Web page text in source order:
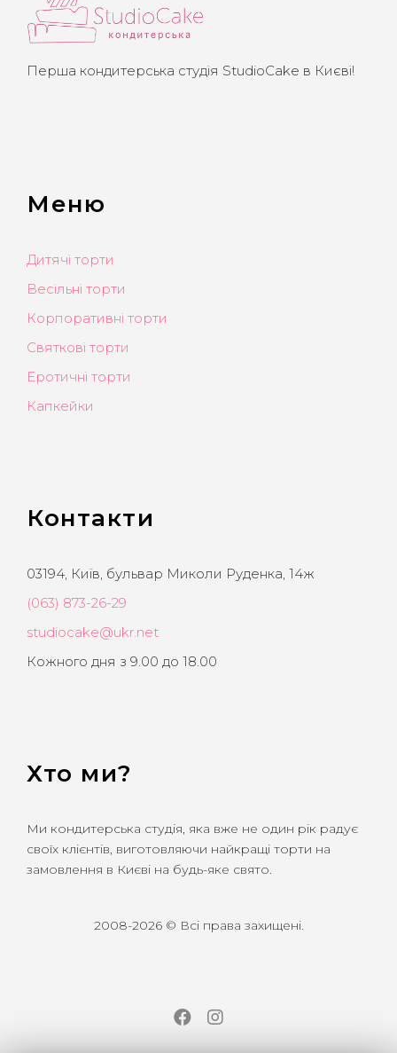
Перша кондитерська студія StudioCake в Києві!
Меню
Дитячі торти
Весільні торти
Корпоративні торти
Святкові торти
Еротичні торти
Капкейки
Контакти
03194, Київ, бульвар Миколи Руденка, 14ж
(063) 873-26-29
studiocake@ukr.net
Кожного дня з 9.00 до 18.00
Хто ми?
Ми кондитерська студія, яка вже не один рік радує
своїх клієнтів, виготовляючи найкращі торти на
замовлення в Києві на будь-яке свято.
2008-2026 © Всі права захищені.
FacebookInstagram